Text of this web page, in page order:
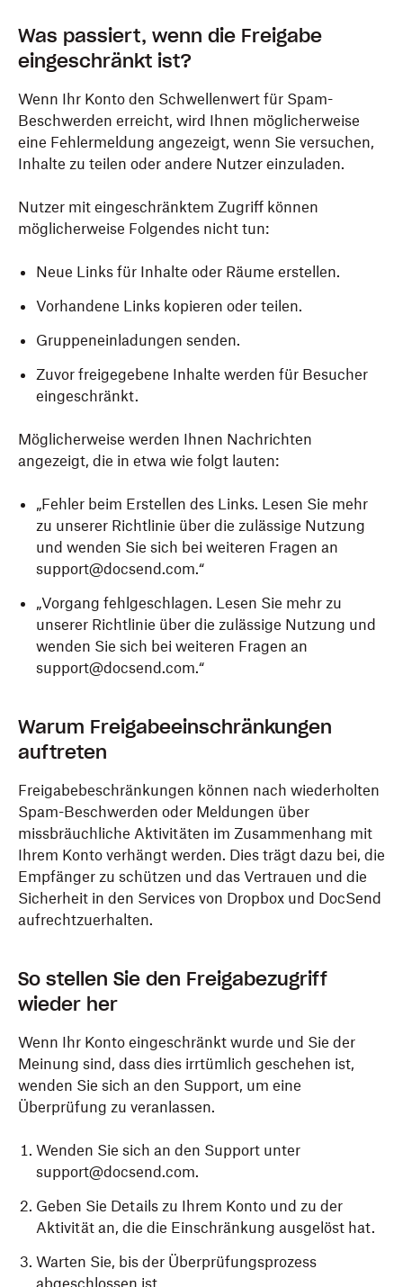
Was passiert, wenn die Freigabe
eingeschränkt ist?
Wenn Ihr Konto den Schwellenwert für Spam-
Beschwerden erreicht, wird Ihnen möglicherweise
eine Fehlermeldung angezeigt, wenn Sie versuchen,
Inhalte zu teilen oder andere Nutzer einzuladen.
Nutzer mit eingeschränktem Zugriff können
möglicherweise Folgendes nicht tun:
Neue Links für Inhalte oder Räume erstellen.
Vorhandene Links kopieren oder teilen.
Gruppeneinladungen senden.
Zuvor freigegebene Inhalte werden für Besucher
eingeschränkt.
Möglicherweise werden Ihnen Nachrichten
angezeigt, die in etwa wie folgt lauten:
„Fehler beim Erstellen des Links. Lesen Sie mehr
zu unserer Richtlinie über die zulässige Nutzung
und wenden Sie sich bei weiteren Fragen an
support@docsend.com.“
„Vorgang fehlgeschlagen. Lesen Sie mehr zu
unserer Richtlinie über die zulässige Nutzung und
wenden Sie sich bei weiteren Fragen an
support@docsend.com.“
Warum Freigabeeinschränkungen
auftreten
Freigabebeschränkungen können nach wiederholten
Spam-Beschwerden oder Meldungen über
missbräuchliche Aktivitäten im Zusammenhang mit
Ihrem Konto verhängt werden. Dies trägt dazu bei, die
Empfänger zu schützen und das Vertrauen und die
Sicherheit in den Services von Dropbox und DocSend
aufrechtzuerhalten.
So stellen Sie den Freigabezugriff
wieder her
Wenn Ihr Konto eingeschränkt wurde und Sie der
Meinung sind, dass dies irrtümlich geschehen ist,
wenden Sie sich an den Support, um eine
Überprüfung zu veranlassen.
Wenden Sie sich an den Support unter
support@docsend.com.
Geben Sie Details zu Ihrem Konto und zu der
Aktivität an, die die Einschränkung ausgelöst hat.
Warten Sie, bis der Überprüfungsprozess
abgeschlossen ist.